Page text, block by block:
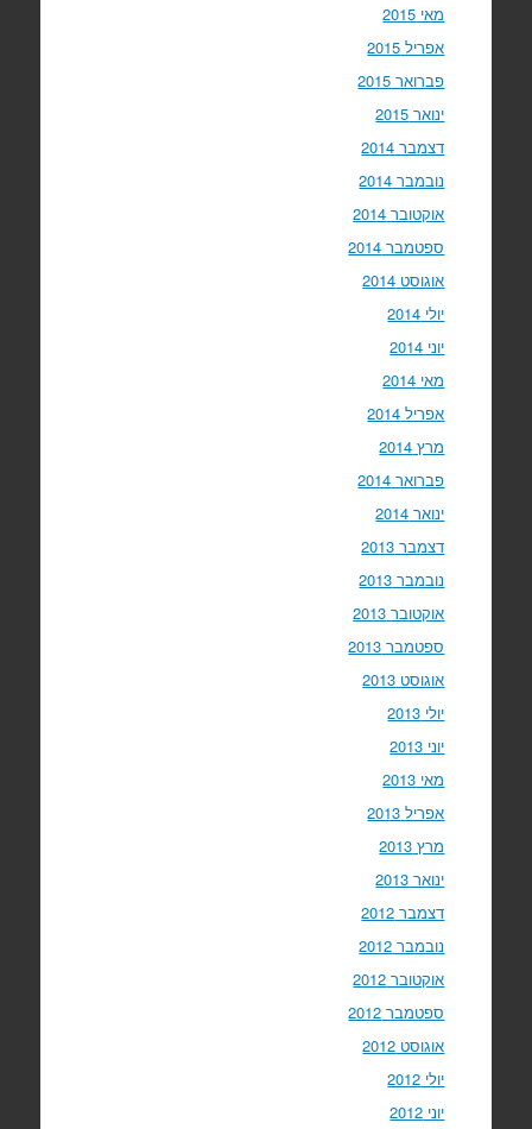
מאי 2015
אפריל 2015
פברואר 2015
ינואר 2015
דצמבר 2014
נובמבר 2014
אוקטובר 2014
ספטמבר 2014
אוגוסט 2014
יולי 2014
יוני 2014
מאי 2014
אפריל 2014
מרץ 2014
פברואר 2014
ינואר 2014
דצמבר 2013
נובמבר 2013
אוקטובר 2013
ספטמבר 2013
אוגוסט 2013
יולי 2013
יוני 2013
מאי 2013
אפריל 2013
מרץ 2013
ינואר 2013
דצמבר 2012
נובמבר 2012
אוקטובר 2012
ספטמבר 2012
אוגוסט 2012
יולי 2012
יוני 2012